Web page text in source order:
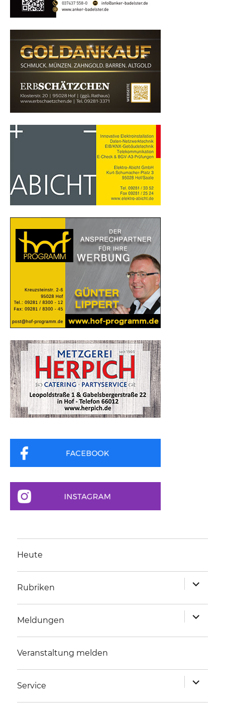
Heute
Rubriken
anzeigen
Meldungen
anzeigen
Veranstaltung melden
Service
anzeigen